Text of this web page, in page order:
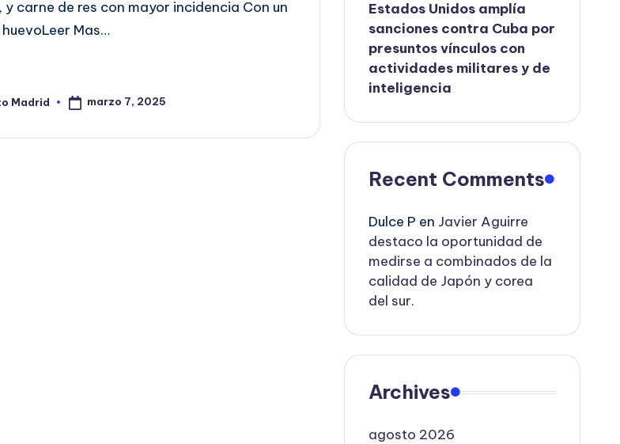
carne de res con mayor incidencia Con un
Mas…
Madrid marzo 7, 2025
Estados Unidos amplía
sanciones contra Cuba por
presuntos vínculos con
actividades militares y de
inteligencia
Recent Comments
Dulce P en Javier Aguirre
destaco la oportunidad de
medirse a combinados de la
calidad de Japón y corea
del sur.
Archives
agosto 2026